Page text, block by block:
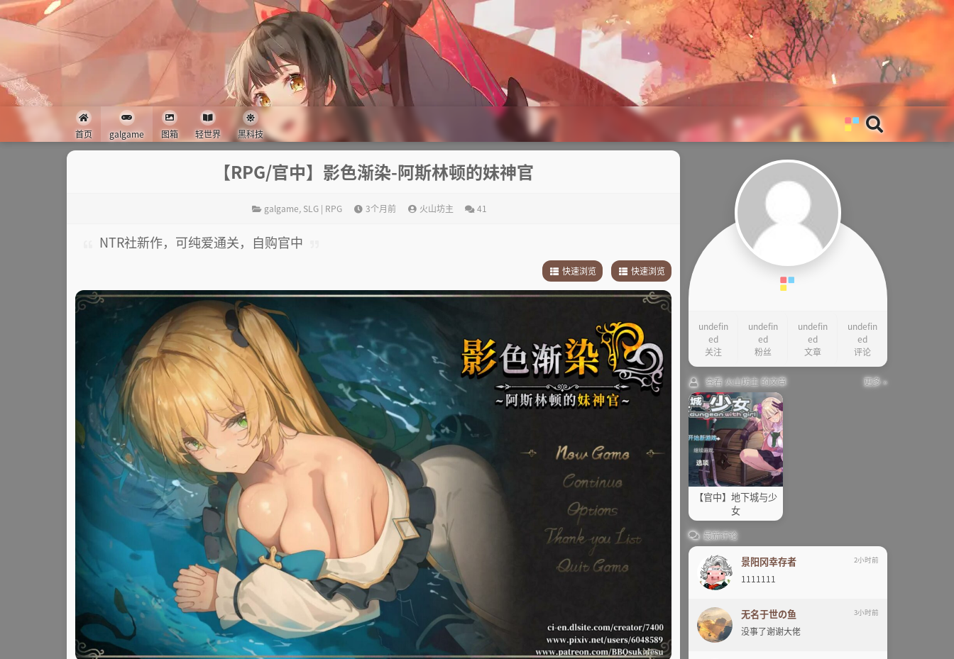
首页 galgame 图箱 轻世界 黑科技
【RPG/官中】影色渐染-阿斯林顿的妹神官
galgame, SLG | RPG 3个月前 火山坊主 41
NTR社新作，可纯爱通关，自购官中
快速浏览
1.故事简介
快速浏览
1.故事简介
undefin
ed
关注
undefin
ed
粉丝
undefin
ed
文章
undefin
ed
评论
查看 火山坊主 的文章 更多 »
【官中】地下城与少
女
最新评论
景阳冈幸存者 2小时前
1111111
无名于世の鱼 3小时前
没事了谢谢大佬